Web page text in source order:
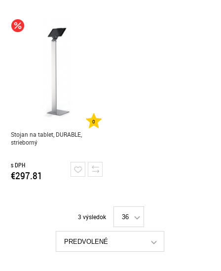
0
Stojan na tablet, DURABLE,
strieborný
s DPH
€297.81
3 výsledok 36
PREDVOLENÉ